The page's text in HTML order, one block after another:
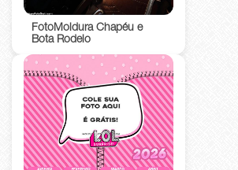
FotoMoldura Chapéu e
Bota Rodeio